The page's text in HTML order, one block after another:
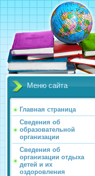
Меню сайта
Главная страница
Сведения об
образовательной
организации
Сведения об
организации отдыха
детей и их
оздоровления